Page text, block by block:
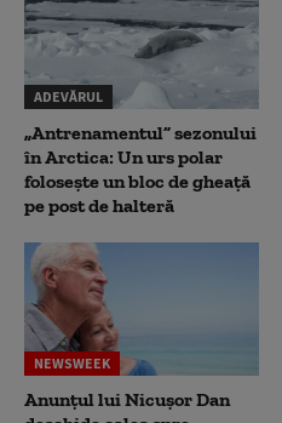
ADEVĂRUL
„Antrenamentul” sezonului
în Arctica: Un urs polar
folosește un bloc de gheață
pe post de halteră
NEWSWEEK
Anunțul lui Nicușor Dan